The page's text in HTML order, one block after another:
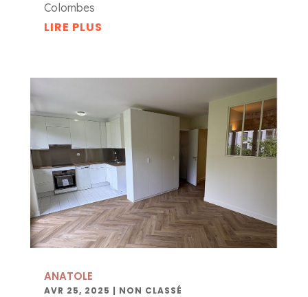
Colombes
LIRE PLUS
ANATOLE
AVR 25, 2025 | NON CLASSÉ